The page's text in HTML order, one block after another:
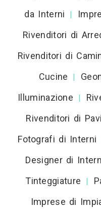
da Interni
|
Rivenditori di
Rivenditori di
Cucine
|
Illuminazione
|
Rivenditori di
Fotografi di Interni
Designer di
Tinteggiature
|
Imprese di